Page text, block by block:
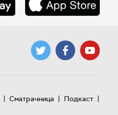
| Сматрачница | Подкаст |